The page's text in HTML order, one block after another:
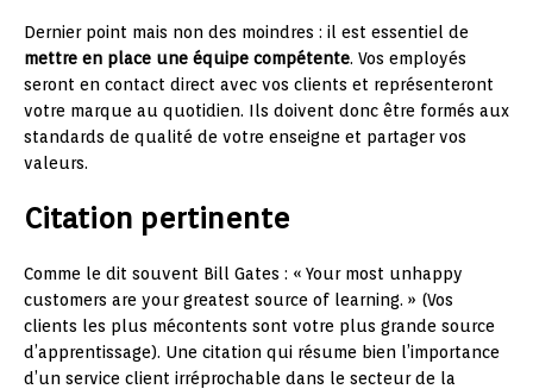
Dernier point mais non des moindres : il est essentiel de
mettre en place une équipe compétente. Vos employés
seront en contact direct avec vos clients et représenteront
votre marque au quotidien. Ils doivent donc être formés aux
standards de qualité de votre enseigne et partager vos
valeurs.
Citation pertinente
Comme le dit souvent Bill Gates : « Your most unhappy
customers are your greatest source of learning. » (Vos
clients les plus mécontents sont votre plus grande source
d’apprentissage). Une citation qui résume bien l’importance
d’un service client irréprochable dans le secteur de la